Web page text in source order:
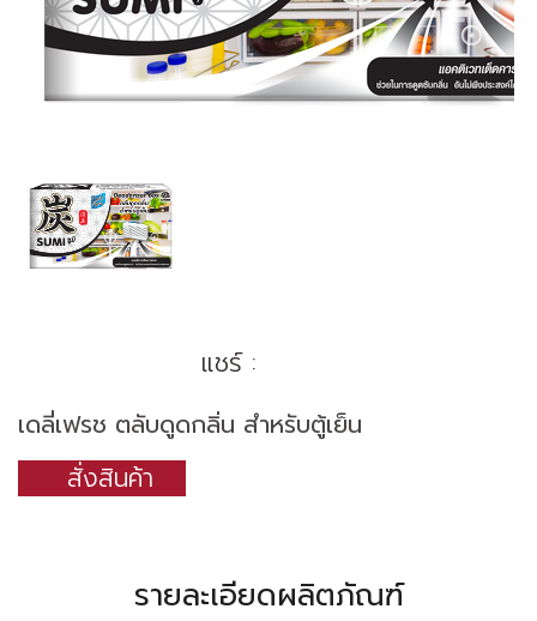
แชร์ :
เดลี่เฟรช ตลับดูดกลิ่น สำหรับตู้เย็น
สั่งสินค้า
รายละเอียดผลิตภัณฑ์